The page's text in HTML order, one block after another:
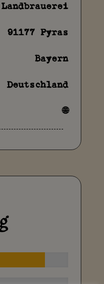
91177 Pyras
Bayern
Deutschland
🌐